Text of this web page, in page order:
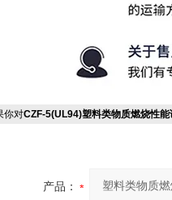
你对CZF-5(UL94)塑料类物质燃烧性
产品：